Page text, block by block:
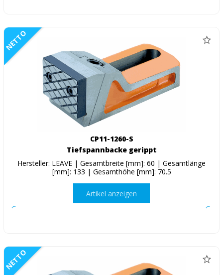
NETTO
CP11-1260-S
Tiefspannbacke gerippt
Hersteller: LEAVE | Gesamtbreite [mm]: 60 | Gesamtlänge
[mm]: 133 | Gesamthöhe [mm]: 70.5
Artikel anzeigen
NETTO